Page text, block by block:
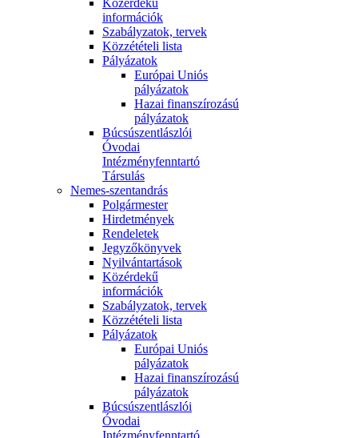
Közérdekű
információk
Szabályzatok, tervek
Közzétételi lista
Pályázatok
Európai Uniós
pályázatok
Hazai finanszírozású
pályázatok
Búcsúszentlászlói
Óvodai
Intézményfenntartó
Társulás
Nemes-szentandrás
Polgármester
Hirdetmények
Rendeletek
Jegyzőkönyvek
Nyilvántartások
Közérdekű
információk
Szabályzatok, tervek
Közzétételi lista
Pályázatok
Európai Uniós
pályázatok
Hazai finanszírozású
pályázatok
Búcsúszentlászlói
Óvodai
Intézményfenntartó